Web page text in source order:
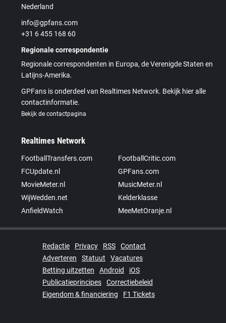
Nederland
info@gpfans.com
+31 6 455 168 60
Regionale correspondentie
Regionale correspondenten in Europa, de Verenigde Staten en
Latijns-Amerika.
GPFans is onderdeel van Realtimes Network. Bekijk hier alle
contactinformatie.
Bekijk de contactpagina
Realtimes Network
FootballTransfers.com
FootballCritic.com
FCUpdate.nl
GPFans.com
MovieMeter.nl
MusicMeter.nl
WijWedden.net
Kelderklasse
AnfieldWatch
MeeMetOranje.nl
Redactie Privacy RSS
Contact
Adverteren
Statuut
Vacatures
Betting uitzetten
Android
iOS
Publicatieprincipes
Correctiebeleid
Eigendom & financiering
F1 Tickets